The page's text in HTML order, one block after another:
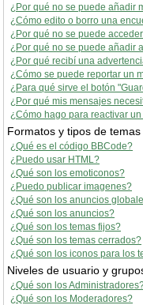
¿Por qué no se puede añadir
¿Cómo edito o borro una
¿Por qué no se puede
¿Por qué no se puede añadir
¿Por qué recibí una
¿Cómo se puede reportar un
¿Para qué sirve el botón
¿Por qué mis mensajes
¿Cómo hago para reactivar
Formatos y tipos de temas
¿Qué es el código BBCode?
¿Puedo usar HTML?
¿Qué son los emoticonos?
¿Puedo publicar imagenes?
¿Qué son los anuncios
¿Qué son los anuncios?
¿Qué son los temas fijos?
¿Qué son los temas cerrados?
¿Qué son los iconos para los
Niveles de usuario y
¿Qué son los
¿Qué son los Moderadores?